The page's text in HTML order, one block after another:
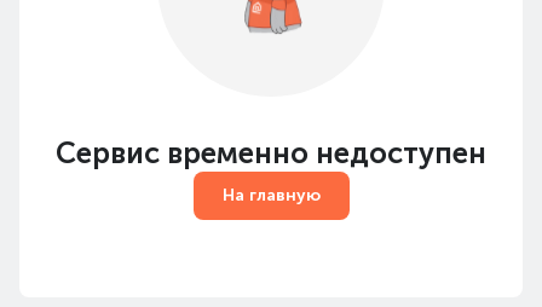
Сервис временно недоступен
На главную